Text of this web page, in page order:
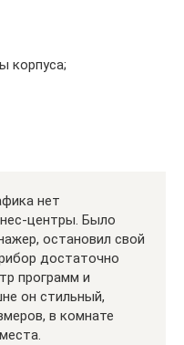
корпуса;
нет
центры. Было
остановил свой
достаточно
программ и
он стильный,
в комнате